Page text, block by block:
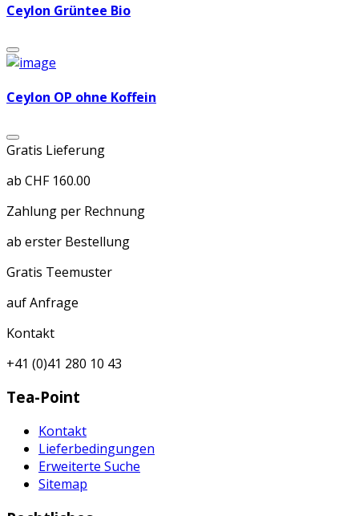
Ceylon Grüntee Bio
Ceylon OP ohne Koffein
Gratis Lieferung
ab CHF 160.00
Zahlung per Rechnung
ab erster Bestellung
Gratis Teemuster
auf Anfrage
Kontakt
+41 (0)41 280 10 43
Tea-Point
Kontakt
Lieferbedingungen
Erweiterte Suche
Sitemap